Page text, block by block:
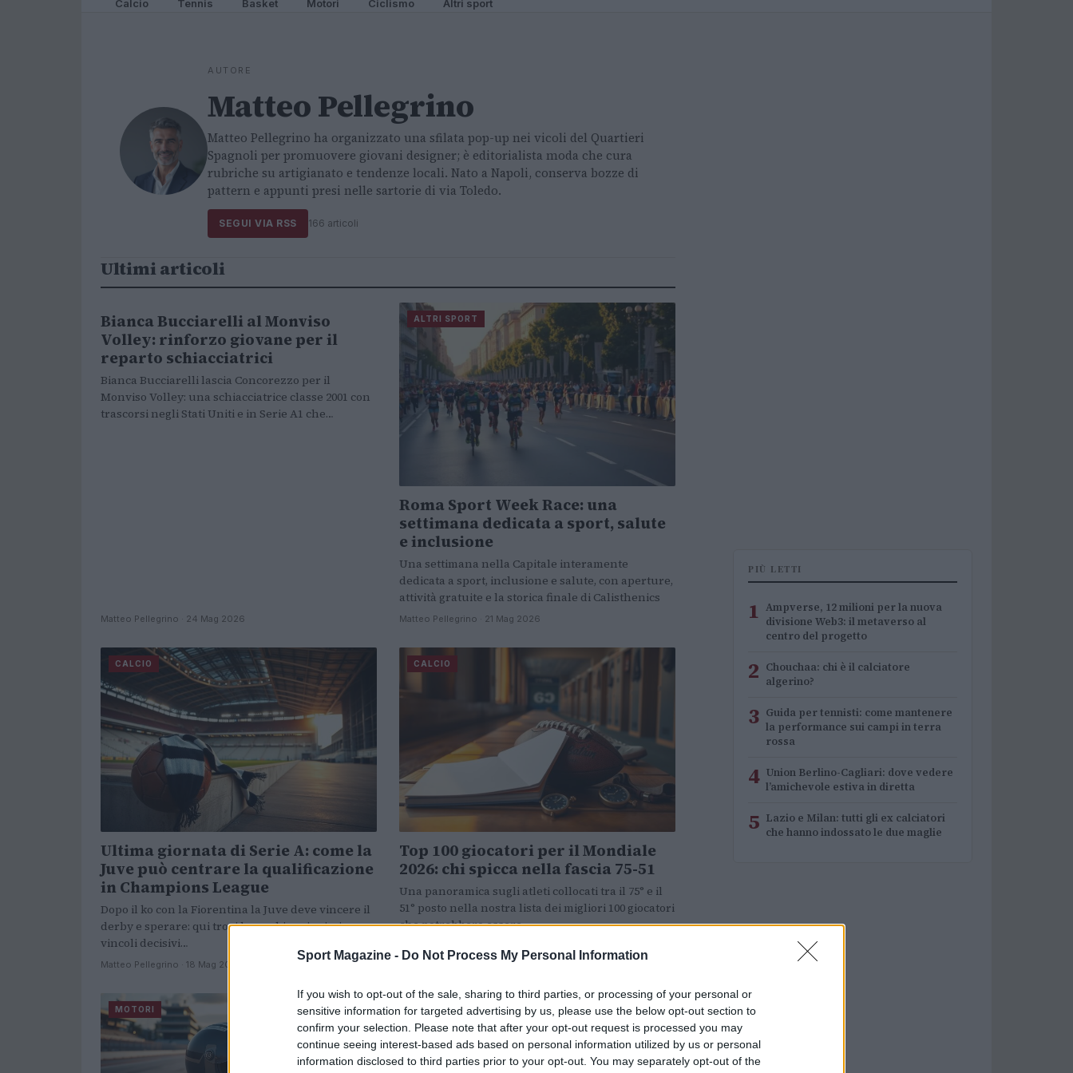
Sport Magazine - Do Not Process My Personal Information
If you wish to opt-out of the sale, sharing to third parties, or processing of your personal or
sensitive information for targeted advertising by us, please use the below opt-out section to
confirm your selection. Please note that after your opt-out request is processed you may
continue seeing interest-based ads based on personal information utilized by us or personal
information disclosed to third parties prior to your opt-out. You may separately opt-out of the
Calcio Tennis Basket Motori Ciclismo Altri sport
AUTORE
Matteo Pellegrino
Matteo Pellegrino ha organizzato una sfilata pop-up nei vicoli del Quartieri
Spagnoli per promuovere giovani designer; è editorialista moda che cura
rubriche su artigianato e tendenze locali. Nato a Napoli, conserva bozze di
pattern e appunti presi nelle sartorie di via Toledo.
SEGUI VIA RSS 166 articoli
Ultimi articoli
ALTRI SPORT
Bianca Bucciarelli al Monviso
Volley: rinforzo giovane per il
reparto schiacciatrici
Bianca Bucciarelli lascia Concorezzo per il
Monviso Volley: una schiacciatrice classe 2001 con
trascorsi negli Stati Uniti e in Serie A1 che…
Matteo Pellegrino · 24 Mag 2026
ALTRI SPORT
Roma Sport Week Race: una
settimana dedicata a sport, salute
e inclusione
Una settimana nella Capitale interamente
dedicata a sport, inclusione e salute, con aperture,
attività gratuite e la storica finale di Calisthenics
Matteo Pellegrino · 21 Mag 2026
CALCIO
Ultima giornata di Serie A: come la
Juve può centrare la qualificazione
in Champions League
Dopo il ko con la Fiorentina la Juve deve vincere il
derby e sperare: qui trovi le combinazioni e i
vincoli decisivi…
Matteo Pellegrino · 18 Mag 2026
CALCIO
Top 100 giocatori per il Mondiale
2026: chi spicca nella fascia 75-51
Una panoramica sugli atleti collocati tra il 75° e il
51° posto nella nostra lista dei migliori 100 giocatori
che potrebbero essere…
Matteo Pellegrino · 18 Mag 2026
MOTORI MOTORI
PIÙ LETTI
1 Ampverse, 12 milioni per la nuova
divisione Web3: il metaverso al
centro del progetto
2 Chouchaa: chi è il calciatore
algerino?
3 Guida per tennisti: come mantenere
la performance sui campi in terra
rossa
4 Union Berlino-Cagliari: dove vedere
l’amichevole estiva in diretta
5 Lazio e Milan: tutti gli ex calciatori
che hanno indossato le due maglie